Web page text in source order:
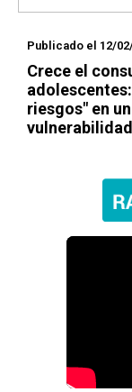
Publicado el 12/
Crece el
riesgos" en